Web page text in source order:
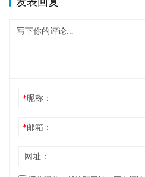
*昵称：
*邮箱：
网址：